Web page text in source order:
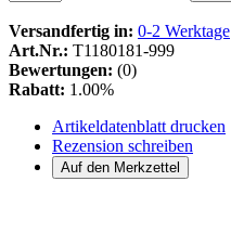
Versandfertig in: 0-2 Werktage
Art.Nr.: T1180181-999
Bewertungen: (0)
Rabatt: 1.00%
Artikeldatenblatt drucken
Rezension schreiben